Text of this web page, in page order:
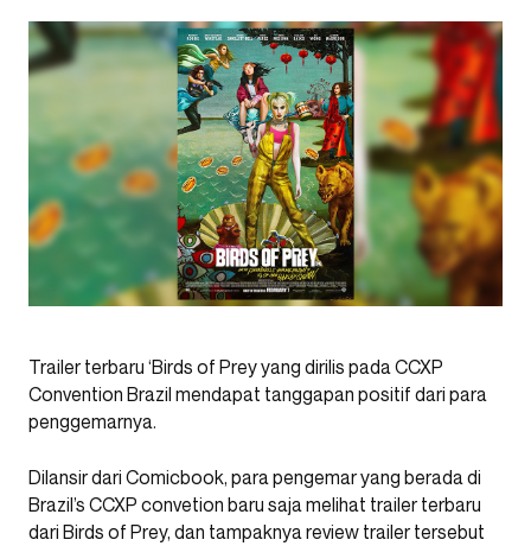
Trailer terbaru ‘Birds of Prey yang dirilis pada CCXP
Convention Brazil mendapat tanggapan positif dari para
penggemarnya.
Dilansir dari Comicbook, para pengemar yang berada di
Brazil’s CCXP convetion baru saja melihat trailer terbaru
dari Birds of Prey, dan tampaknya review trailer tersebut